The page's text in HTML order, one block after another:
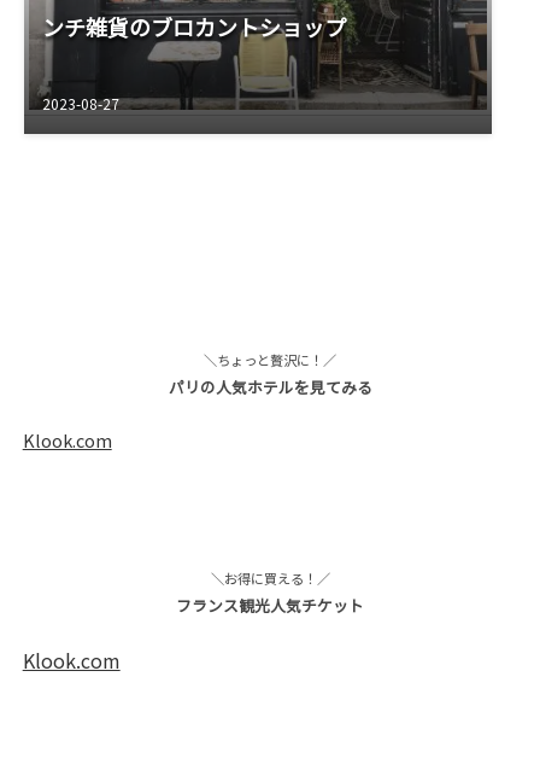
ンチ雑貨のブロカントショップ
2023-08-27
＼ちょっと贅沢に！／
パリの人気ホテルを見てみる
Klook.com
＼お得に買える！／
フランス観光人気チケット
Klook.com